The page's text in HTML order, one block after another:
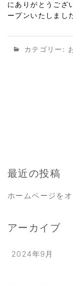
にありがとうござ
ープンいたしまし
カテゴリー:
最近の投稿
ホームページを
アーカイブ
2024年9月